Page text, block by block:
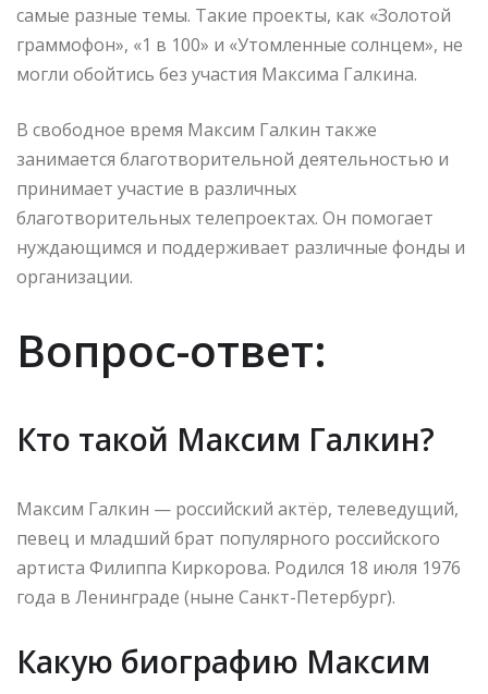
самые разные темы. Такие проекты, как «Золотой
граммофон», «1 в 100» и «Утомленные солнцем», не
могли обойтись без участия Максима Галкина.
В свободное время Максим Галкин также
занимается благотворительной деятельностью и
принимает участие в различных
благотворительных телепроектах. Он помогает
нуждающимся и поддерживает различные фонды и
организации.
Вопрос-ответ:
Кто такой Максим Галкин?
Максим Галкин — российский актёр, телеведущий,
певец и младший брат популярного российского
артиста Филиппа Киркорова. Родился 18 июля 1976
года в Ленинграде (ныне Санкт-Петербург).
Какую биографию Максим